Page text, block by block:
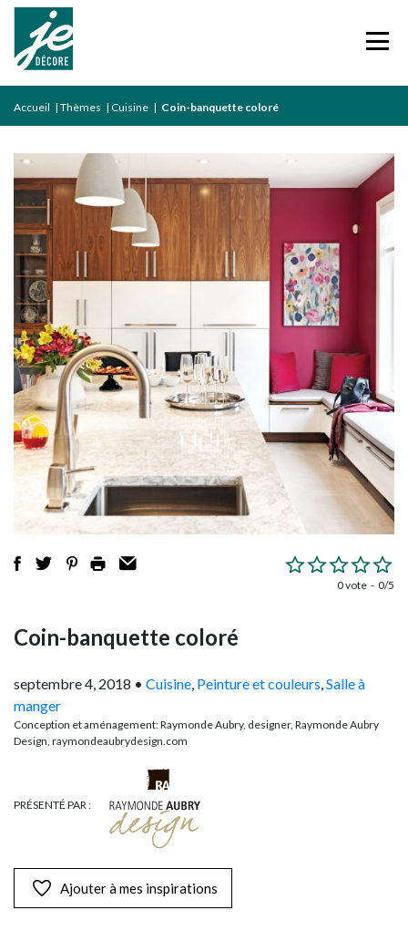
Accueil | Thèmes | Cuisine | Coin-banquette coloré
0 vote 0/5
Coin-banquette coloré
septembre 4, 2018 • Cuisine, Peinture et couleurs,Salle à
manger
Conception et aménagement: Raymonde Aubry, designer, Raymonde Aubry
Design, raymondeaubrydesign.com
PRÉSENTÉ PAR :
Ajouter à mes inspirations